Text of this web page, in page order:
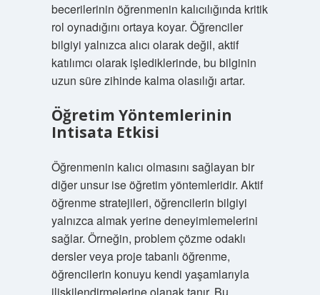
becerilerinin öğrenmenin kalıcılığında kritik
rol oynadığını ortaya koyar. Öğrenciler
bilgiyi yalnızca alıcı olarak değil, aktif
katılımcı olarak işlediklerinde, bu bilginin
uzun süre zihinde kalma olasılığı artar.
Öğretim Yöntemlerinin
Intisata Etkisi
Öğrenmenin kalıcı olmasını sağlayan bir
diğer unsur ise öğretim yöntemleridir. Aktif
öğrenme stratejileri, öğrencilerin bilgiyi
yalnızca almak yerine deneyimlemelerini
sağlar. Örneğin, problem çözme odaklı
dersler veya proje tabanlı öğrenme,
öğrencilerin konuyu kendi yaşamlarıyla